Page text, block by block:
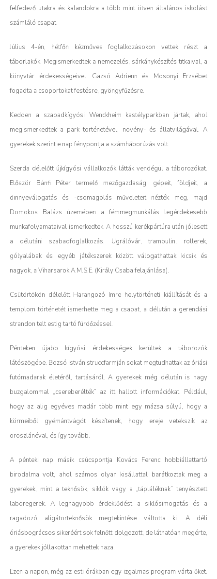
felfedező utakra és kalandokra a több mint ötven általános iskolást
számláló csapat.
Július 4-én, hétfőn kézműves foglalkozásokon vettek részt a
táborlakók. Megismerkedtek a nemezelés, sárkánykészítés titkaival, a
könyvtár érdekességeivel. Gazsó Adrienn és Mosonyi Erzsébet
fogadta a csoportokat festésre, gyöngyfűzésre.
Kedden a szabadkígyósi Wenckheim kastélyparkban jártak, ahol
megismerkedtek a park történetével, növény- és állatvilágával. A
gyerekek szerint e nap fénypontja a számháborúzás volt.
Szerda délelőtt újkígyósi vállalkozók látták vendégül a táborozókat.
Először Bánfi Péter termelő mezőgazdasági gépeit, földjeit, a
dinnyeválogatás és -csomagolás műveleteit nézték meg, majd
Domokos Balázs üzemében a fémmegmunkálás legérdekesebb
munkafolyamataival ismerkedtek. A hosszú kerékpártúra után jólesett
a délutáni szabadfoglalkozás. Ugrálóvár, trambulin, rollerek,
gólyalábak és egyéb játékszerek között válogathattak kicsik és
nagyok, a Viharsarok A.M.S.E. (Király Csaba felajánlása).
Csütörtökön délelőtt Harangozó Imre helytörténeti kiállítását és a
templom történetét ismerhette meg a csapat, a délután a gerendási
strandon telt estig tartó fürdőzéssel.
Pénteken újabb kígyósi érdekességek kerültek a táborozók
látószögébe. Bozsó István struccfarmján sokat megtudhattak az óriási
futómadarak életéről, tartásáról. A gyerekek még délután is nagy
buzgalommal „csereberélték” az itt hallott információkat. Például,
hogy az alig egyéves madár több mint egy mázsa súlyú, hogy a
körmeiből gyémántvágót készítenek, hogy ereje vetekszik az
oroszlánéval, és így tovább.
A pénteki nap másik csúcspontja Kovács Ferenc hobbiállattartó
birodalma volt, ahol számos olyan kisállattal barátkoztak meg a
gyerekek, mint a teknősök, siklók vagy a „tápláléknak” tenyésztett
laboregerek. A legnagyobb érdeklődést a siklósimogatás és a
ragadozó aligátorteknősök megtekintése váltotta ki. A déli
óriásbográcsos sikeréért sok felnőtt dolgozott, de láthatóan megérte,
a gyerekek jóllakottan mehettek haza.
Ezen a napon, még az esti órákban egy izgalmas program várta őket.